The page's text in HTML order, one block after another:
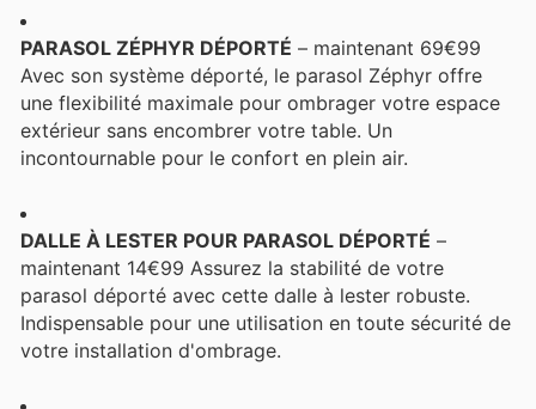
PARASOL ZÉPHYR DÉPORTÉ – maintenant 69€99
Avec son système déporté, le parasol Zéphyr offre
une flexibilité maximale pour ombrager votre espace
extérieur sans encombrer votre table. Un
incontournable pour le confort en plein air.
DALLE À LESTER POUR PARASOL DÉPORTÉ –
maintenant 14€99 Assurez la stabilité de votre
parasol déporté avec cette dalle à lester robuste.
Indispensable pour une utilisation en toute sécurité de
votre installation d'ombrage.